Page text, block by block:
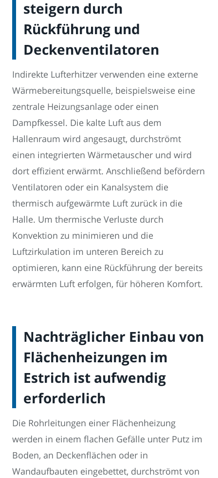
steigern durch
Rückführung und
Deckenventilatoren
Indirekte Lufterhitzer verwenden eine externe
Wärmebereitungsquelle, beispielsweise eine
zentrale Heizungsanlage oder einen
Dampfkessel. Die kalte Luft aus dem
Hallenraum wird angesaugt, durchströmt
einen integrierten Wärmetauscher und wird
dort effizient erwärmt. Anschließend befördern
Ventilatoren oder ein Kanalsystem die
thermisch aufgewärmte Luft zurück in die
Halle. Um thermische Verluste durch
Konvektion zu minimieren und die
Luftzirkulation im unteren Bereich zu
optimieren, kann eine Rückführung der bereits
erwärmten Luft erfolgen, für höheren Komfort.
Nachträglicher Einbau von
Flächenheizungen im
Estrich ist aufwendig
erforderlich
Die Rohrleitungen einer Flächenheizung
werden in einem flachen Gefälle unter Putz im
Boden, an Deckenflächen oder in
Wandaufbauten eingebettet, durchströmt von